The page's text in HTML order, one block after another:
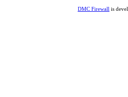
DMC Firewall is